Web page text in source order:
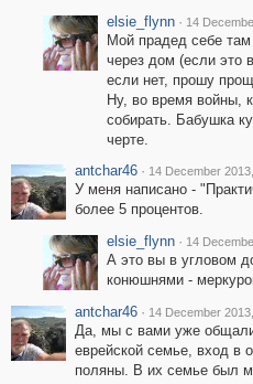
elsie_flynn · 14
Мой прадед себе
через дом (если это
если нет, прошу
Ну, во время войны,
собирать. Бабушка
черте.
antchar46 · 14 December
У меня написано -
более 5 процентов.
elsie_flynn · 14
А это вы в угловом
конюшнями -
antchar46 · 14 December
Да, мы с вами уже
еврейской семье, вход в
поляны. В их семье был